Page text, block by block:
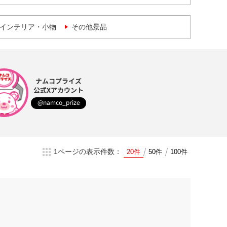
ンテリア・小物 その他景品
ナムコプライズ
公式Xアカウント
@namco_prize
1ページの表示件数： 20件 50件 100件